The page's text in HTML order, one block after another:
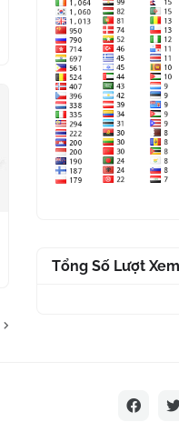
Tổng Số Lượt Xem